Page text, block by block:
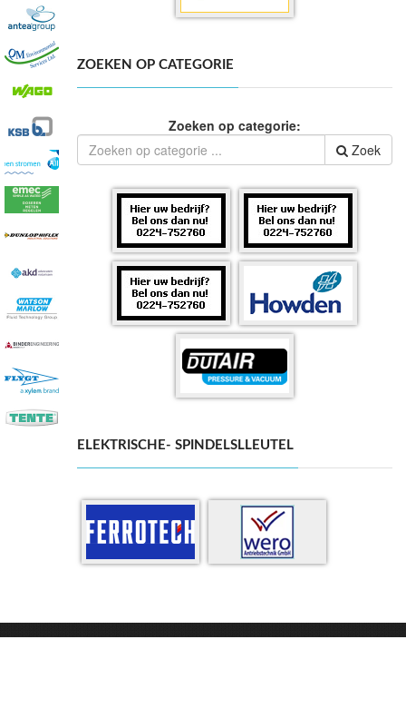
ZOEKEN OP CATEGORIE
Zoeken op categorie:
Zoek
ELEKTRISCHE- SPINDELSLLEUTEL